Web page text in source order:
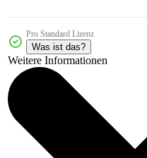
Pro Standard Lizenz
Was ist das?
Weitere Informationen